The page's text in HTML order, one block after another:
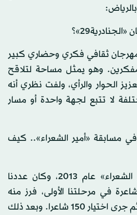
مهرجان ثقافي فكري وحضاري كبير
وهو يمثل مساحة لتلاقح
الحوار والرأي، ولفت نظري أنه
لا تتبع لجهة واحدة أو مسار
مسابقة «أمير الشعراء».. كيف
- شاركت في «أمير الشعراء» عام 2013، وكان عددنا
في مرحلتنا الأولى، فرز منه
300 شاعر وشاعرة، ثم جرى اختيار 150 شاعرا. وبعد ذلك